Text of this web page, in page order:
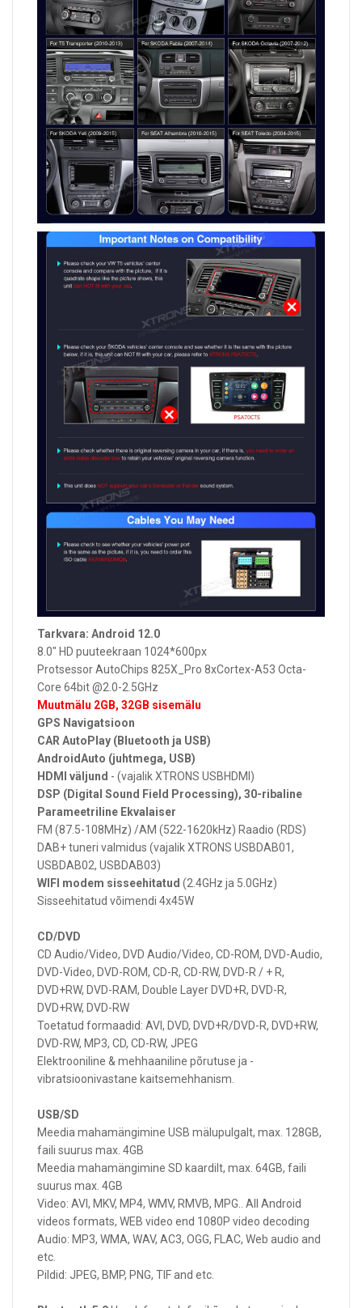
Tarkvara: Android 12.0
8.0" HD puuteekraan 1024*600px
Protsessor AutoChips 825X_Pro 8xCortex-A53 Octa-
Core 64bit @2.0-2.5GHz
Muutmälu 2GB, 32GB sisemälu
GPS Navigatsioon
CAR AutoPlay (Bluetooth ja USB)
AndroidAuto (juhtmega, USB)
HDMI väljund - (vajalik XTRONS USBHDMI)
DSP (Digital Sound Field Processing), 30-ribaline
Parameetriline Ekvalaiser
FM (87.5-108MHz) /AM (522-1620kHz) Raadio (RDS)
DAB+ tuneri valmidus (vajalik XTRONS USBDAB01,
USBDAB02, USBDAB03)
WIFI modem sisseehitatud (2.4GHz ja 5.0GHz)
Sisseehitatud võimendi 4x45W
CD/DVD
CD Audio/Video, DVD Audio/Video, CD-ROM, DVD-Audio,
DVD-Video, DVD-ROM, CD-R, CD-RW, DVD-R / + R,
DVD+RW, DVD-RAM, Double Layer DVD+R, DVD-R,
DVD+RW, DVD-RW
Toetatud formaadid: AVI, DVD, DVD+R/DVD-R, DVD+RW,
DVD-RW, MP3, CD, CD-RW, JPEG
Elektrooniline & mehhaaniline põrutuse ja -
vibratsioonivastane kaitsemehhanism.
USB/SD
Meedia mahamängimine USB mälupulgalt, max. 128GB,
faili suurus max. 4GB
Meedia mahamängimine SD kaardilt, max. 64GB, faili
suurus max. 4GB
Video: AVI, MKV, MP4, WMV, RMVB, MPG.. All Android
videos formats, WEB video end 1080P video decoding
Audio: MP3, WMA, WAV, AC3, OGG, FLAC, Web audio and
etc.
Pildid: JPEG, BMP, PNG, TIF and etc.